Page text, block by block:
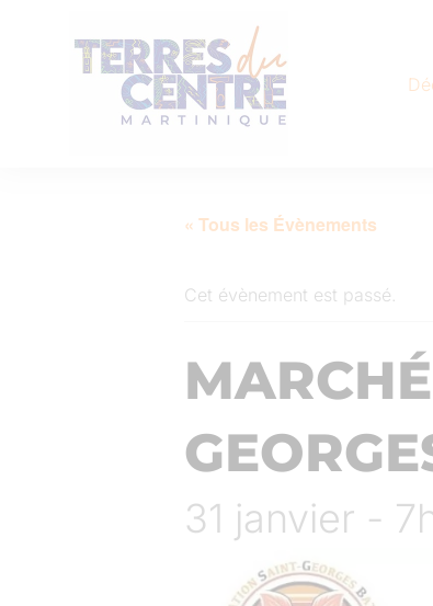
« Tous les Évènements
Cet évènement est passé.
31 janvier -